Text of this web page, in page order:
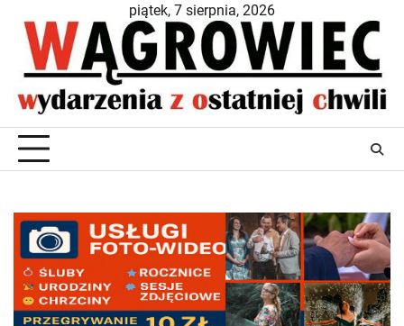
content
piątek, 7 sierpnia, 2026